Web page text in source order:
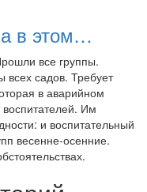
в этом…
все группы.
садов. Требует
в аварийном
воспитателей. Им
и воспитательный
весенне-осенние.